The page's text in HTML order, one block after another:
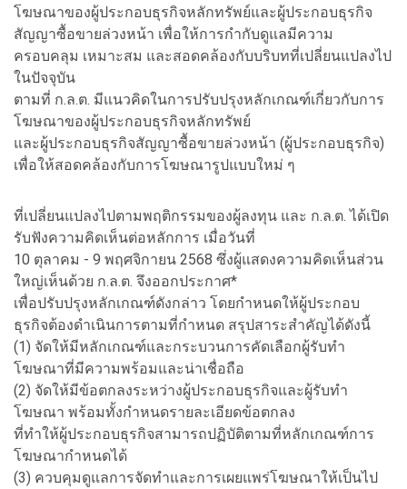
โฆษณาของผู้ประกอบธุรกิจหลักทรัพย์และผู้ประกอบธุรกิจ
สัญญาซื้อขายล่วงหน้า เพื่อให้การกำกับดูแลมีความ
ครอบคลุม เหมาะสม และสอดคล้องกับบริบทที่เปลี่ยนแปลงไป
ในปัจจุบัน
ตามที่ ก.ล.ต. มีแนวคิดในการปรับปรุงหลักเกณฑ์เกี่ยวกับการ
โฆษณาของผู้ประกอบธุรกิจหลักทรัพย์
และผู้ประกอบธุรกิจสัญญาซื้อขายล่วงหน้า (ผู้ประกอบธุรกิจ)
เพื่อให้สอดคล้องกับการโฆษณารูปแบบใหม่ ๆ
ที่เปลี่ยนแปลงไปตามพฤติกรรมของผู้ลงทุน และ ก.ล.ต. ได้เปิด
รับฟังความคิดเห็นต่อหลักการ เมื่อวันที่
10 ตุลาคม - 9 พฤศจิกายน 2568 ซึ่งผู้แสดงความคิดเห็นส่วน
ใหญ่เห็นด้วย ก.ล.ต. จึงออกประกาศ*
เพื่อปรับปรุงหลักเกณฑ์ดังกล่าว โดยกำหนดให้ผู้ประกอบ
ธุรกิจต้องดำเนินการตามที่กำหนด สรุปสาระสำคัญได้ดังนี้
(1) จัดให้มีหลักเกณฑ์และกระบวนการคัดเลือกผู้รับทำ
โฆษณาที่มีความพร้อมและน่าเชื่อถือ
(2) จัดให้มีข้อตกลงระหว่างผู้ประกอบธุรกิจและผู้รับทำ
โฆษณา พร้อมทั้งกำหนดรายละเอียดข้อตกลง
ที่ทำให้ผู้ประกอบธุรกิจสามารถปฏิบัติตามที่หลักเกณฑ์การ
โฆษณากำหนดได้
(3) ควบคุมดูแลการจัดทำและการเผยแพร่โฆษณาให้เป็นไป